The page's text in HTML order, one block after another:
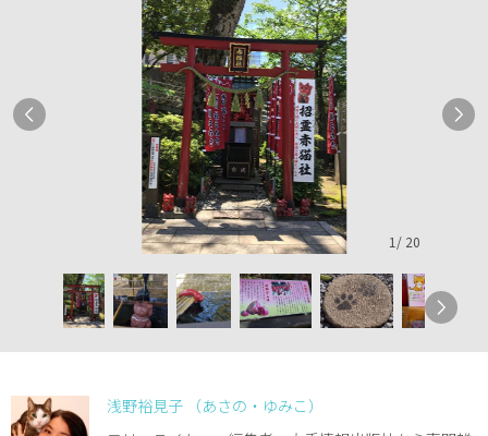
1 / 20
浅野裕見子 （あさの・ゆみこ）